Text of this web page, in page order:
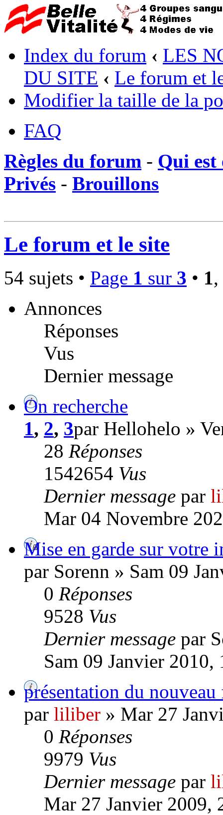
Index du forum ‹ LES
DU SITE ‹ Le forum et
Modifier la taille de la
FAQ
Règles du forum - Qui est
Privés - Brouillons
Le forum et le site
54 sujets • Page 1 sur 3 • 1,
Annonces
Réponses
Vus
Dernier message
On recherche
1, 2, 3par Hellohelo »
28 Réponses
1542654 Vus
Dernier message par
Mar 04 Novembre
Mise en garde sur votre
par Sorenn » Sam 09
0 Réponses
9528 Vus
Dernier message par
Sam 09 Janvier 2010,
présentation du
par liliber » Mar 27
0 Réponses
9979 Vus
Dernier message par
Mar 27 Janvier 2009,